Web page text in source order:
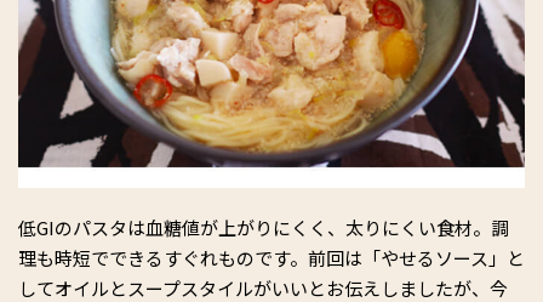
低GIのパスタは血糖値が上がりにくく、太りにくい食材。調
理も時短でできるすぐれものです。前回は「やせるソース」と
してオイルとスープスタイルがいいとお伝えしましたが、今